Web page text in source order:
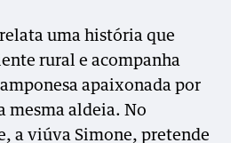
uma história que
rural e acompanha
apaixonada por
mesma aldeia. No
a viúva Simone, pretende